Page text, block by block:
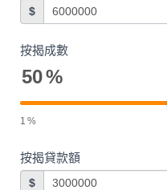
$
按揭成數
50%
1 %
按揭貸款額
$